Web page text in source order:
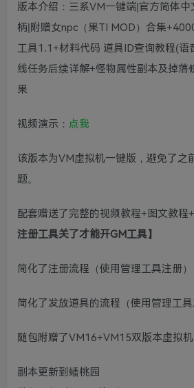
版本介绍：三系VM一键端|官方简体
柄|附赠女npc（果TI MOD）合集
工具1.1+材料代码 道具ID查询教程(语
线任务后续详解+怪物属性副本及掉落
果
视频演示： 点我
该版本为VM虚拟机一键版，避免了之
题。
配套赠送了完整的视频教程+图文教程
注册工具关了才能开GM工具】
简化了注册流程（使用管理工具注册）
简化了发放道具的流程（使用管理工具
随包附赠了VM16+VM15双版本虚拟机
副本更新到蟠桃园